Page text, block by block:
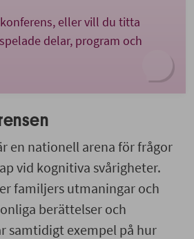
eller vill du titta
delar, program och
en nationell arena för frågor
vid kognitiva svårigheter.
familjers utmaningar och
berättelser och
samtidigt exempel på hur